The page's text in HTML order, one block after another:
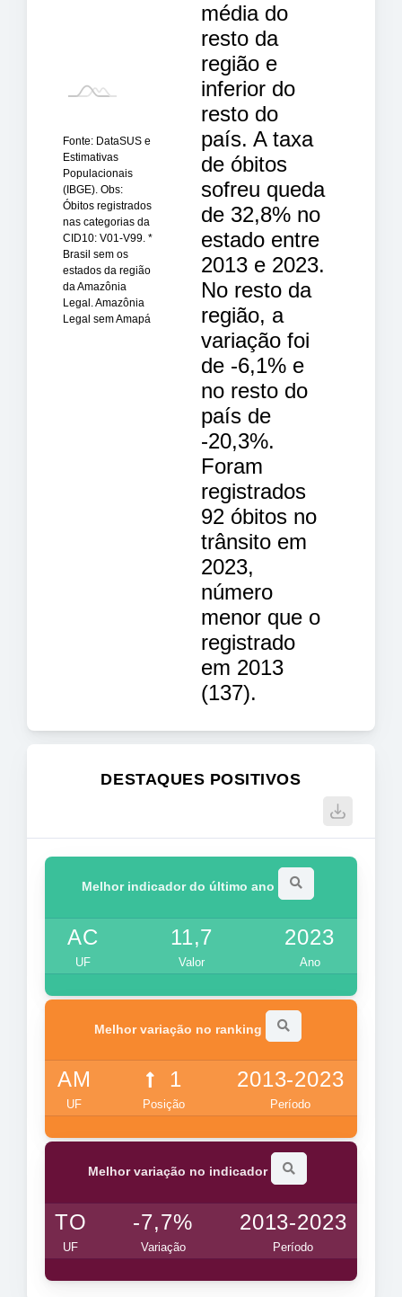
Fonte: DataSUS e
Estimativas
Populacionais
(IBGE). Obs:
Óbitos registrados
nas categorias da
CID10: V01-V99. *
Brasil sem os
estados da região
da Amazônia
Legal. Amazônia
Legal sem Amapá
média do
resto da
região e
inferior do
resto do
país. A taxa
de óbitos
sofreu queda
de 32,8% no
estado entre
2013 e 2023.
No resto da
região, a
variação foi
de -6,1% e
no resto do
país de
-20,3%.
Foram
registrados
92 óbitos no
trânsito em
2023,
número
menor que o
registrado
em 2013
(137).
DESTAQUES POSITIVOS
Melhor indicador do último ano
AC
UF
11,7
Valor
2023
Ano
Melhor variação no ranking
AM
UF
1
Posição
2013-2023
Período
Melhor variação no indicador
TO
UF
-7,7%
Variação
2013-2023
Período